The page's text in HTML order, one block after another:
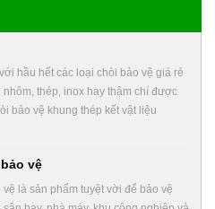
hầu hết các loại chòi bảo vệ giá rẻ
thép, inox hay thậm chí được
bảo vệ khung thép kết vật liệu
vệ
là sản phẩm tuyệt vời để bảo vệ